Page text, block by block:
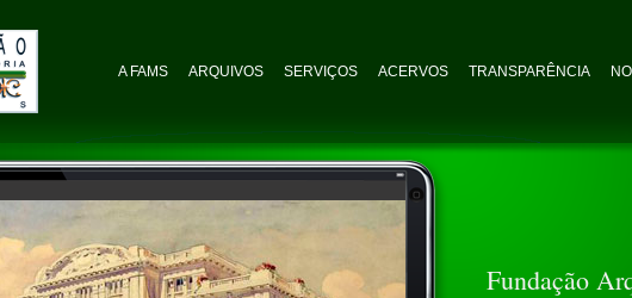
A FAMS ARQUIVOS SERVIÇOS ACERVOS TRANSPARÊNCIA
Fundação